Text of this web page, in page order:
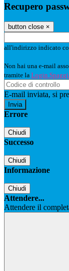
Recupero
button close ×
all'indirizzo indicato
Non hai una e-mail
tramite la Login
E-mail inviata, si
Errore
Chiudi
Successo
Chiudi
Informazione
Chiudi
Attendere...
Attendere il